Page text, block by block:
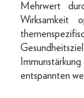
Mehrwert
Wirksamkeit
entspannten